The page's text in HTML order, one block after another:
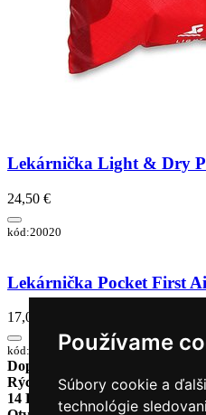
Používame
Súbory cookie a
technológie
Lekárnička Light & Dry
24,50 €
kód:20020
Lekárnička Pocket First
17,01 €
kód:1040
Doprava zadarmo
Rýchle dodanieTovar Vám
14 Dní na vrátenie tovaru
Ak